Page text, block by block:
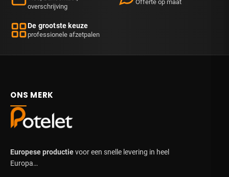
overschrijving
Offerte op maat
De grootste keuze
professionele afzetpalen
ONS MERK
Europese productievoor een snelle levering in heel
Europa…